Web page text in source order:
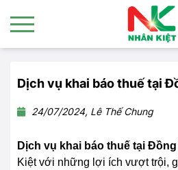
Dịch vụ khai báo thuế tại
24/07/2024, Lê Thế Chung
Dịch vụ khai báo thuế tại Đồng
Kiệt với những lợi ích vượt trội,